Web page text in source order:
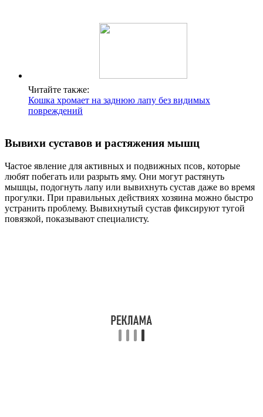
Читайте также:
Кошка хромает на заднюю лапу без видимых
повреждений
Вывихи суставов и растяжения мышц
Частое явление для активных и подвижных псов, которые
любят побегать или разрыть яму. Они могут растянуть
мышцы, подогнуть лапу или вывихнуть сустав даже во время
прогулки. При правильных действиях хозяина можно быстро
устранить проблему. Вывихнутый сустав фиксируют тугой
повязкой, показывают специалисту.